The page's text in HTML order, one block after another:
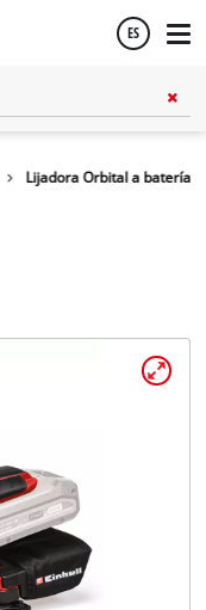
ES
Lijadora Orbital a batería